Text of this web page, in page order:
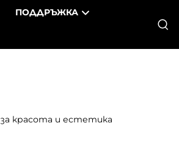
ПОДДРЪЖКА
за красота и естетика